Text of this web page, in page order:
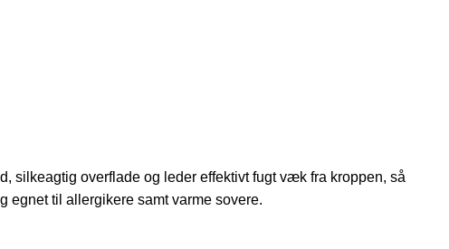
silkeagtig overflade og leder effektivt fugt væk fra kroppen, så
egnet til allergikere samt varme sovere.